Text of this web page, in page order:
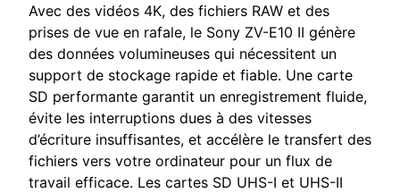
Avec des vidéos 4K, des fichiers RAW et des
prises de vue en rafale, le Sony ZV-E10 II génère
des données volumineuses qui nécessitent un
support de stockage rapide et fiable. Une carte
SD performante garantit un enregistrement fluide,
évite les interruptions dues à des vitesses
d’écriture insuffisantes, et accélère le transfert des
fichiers vers votre ordinateur pour un flux de
travail efficace. Les cartes SD UHS-I et UHS-II